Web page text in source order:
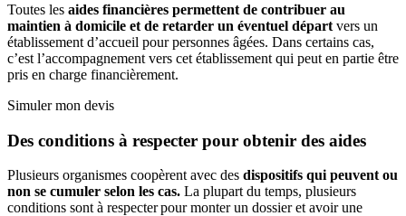
Toutes les aides financières permettent de contribuer au
maintien à domicile et de retarder un éventuel départ vers un
établissement d’accueil pour personnes âgées. Dans certains cas,
c’est l’accompagnement vers cet établissement qui peut en partie être
pris en charge financièrement.
Simuler mon devis
Des conditions à respecter pour obtenir des aides
Plusieurs organismes coopèrent avec des dispositifs qui peuvent ou
non se cumuler selon les cas. La plupart du temps, plusieurs
conditions sont à respecter pour monter un dossier et avoir une